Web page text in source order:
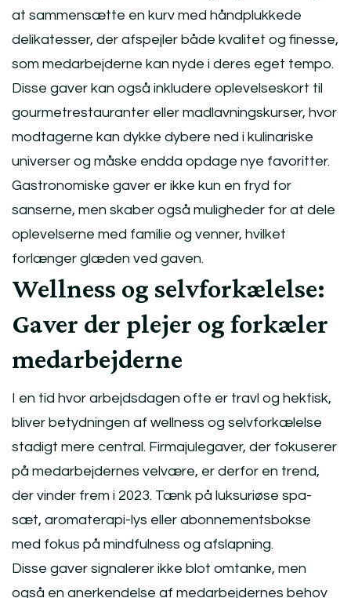
at sammensætte en kurv med håndplukkede
delikatesser, der afspejler både kvalitet og finesse,
som medarbejderne kan nyde i deres eget tempo.
Disse gaver kan også inkludere oplevelseskort til
gourmetrestauranter eller madlavningskurser, hvor
modtagerne kan dykke dybere ned i kulinariske
universer og måske endda opdage nye favoritter.
Gastronomiske gaver er ikke kun en fryd for
sanserne, men skaber også muligheder for at dele
oplevelserne med familie og venner, hvilket
forlænger glæden ved gaven.
Wellness og selvforkælelse:
Gaver der plejer og forkæler
medarbejderne
I en tid hvor arbejdsdagen ofte er travl og hektisk,
bliver betydningen af wellness og selvforkælelse
stadigt mere central. Firmajulegaver, der fokuserer
på medarbejdernes velvære, er derfor en trend,
der vinder frem i 2023. Tænk på luksuriøse spa-
sæt, aromaterapi-lys eller abonnementsbokse
med fokus på mindfulness og afslapning.
Disse gaver signalerer ikke blot omtanke, men
også en anerkendelse af medarbejdernes behov